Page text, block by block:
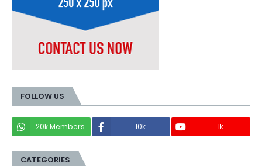
FOLLOW US
20k Members 10k 1k
CATEGORIES